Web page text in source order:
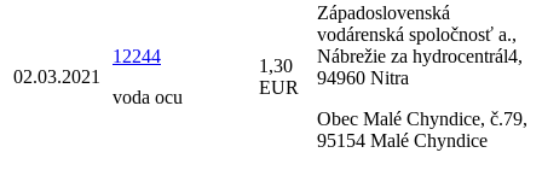
02.03.2021
12244
voda ocu
1,30
EUR
Západoslovenská
vodárenská spoločnosť a.,
Nábrežie za hydrocentrál4,
94960 Nitra
Obec Malé Chyndice, č.79,
95154 Malé Chyndice